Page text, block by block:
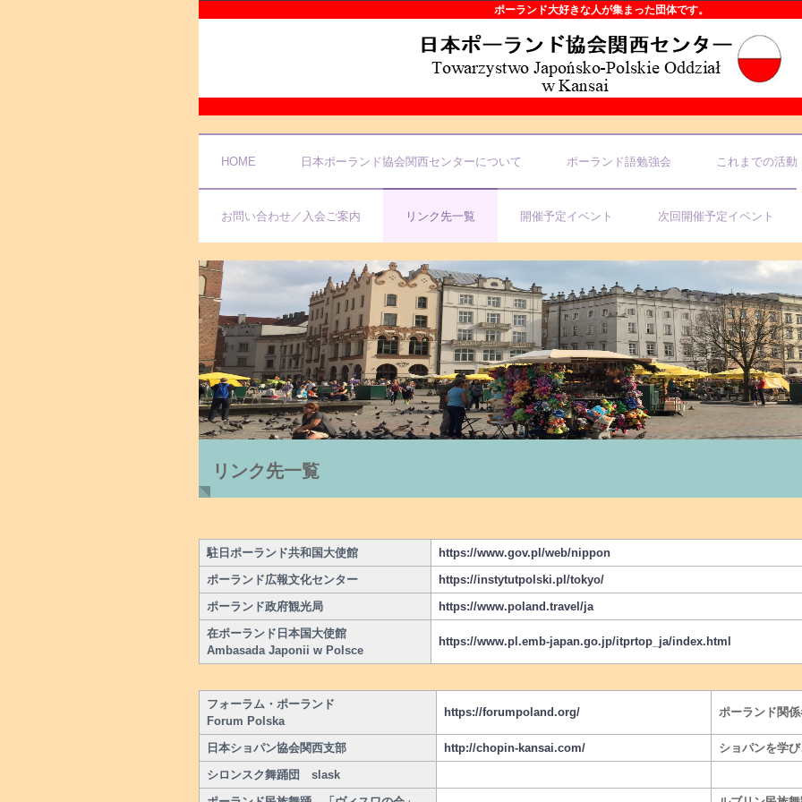
ポーランド大好きな人が集まった団体です。
HOME 日本ポーランド協会関西センターについて ポーランド語勉強会 これまでの活動
お問い合わせ／入会ご案内 リンク先一覧 開催予定イベント 次回開催予定イベント
リンク先一覧
駐日ポーランド共和国大使館
https://www.gov.pl/web/nippon
ポーランド広報文化センター
https://instytutpolski.pl/tokyo/
ポーランド政府観光局
https://www.poland.travel/ja
在ポーランド日本国大使館
Ambasada Japonii w Polsce
https://www.pl.emb-japan.go.jp/itprtop_ja/index.html
フォーラム・ポーランド
Forum Polska
https://forumpoland.org/ ポーランド関
日本ショパン協会関西支部 http://chopin-kansai.com/
ショパンを学
シロンスク舞踊団 slask